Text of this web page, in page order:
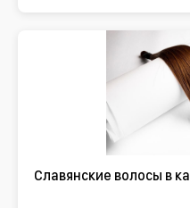
Славянские волосы в